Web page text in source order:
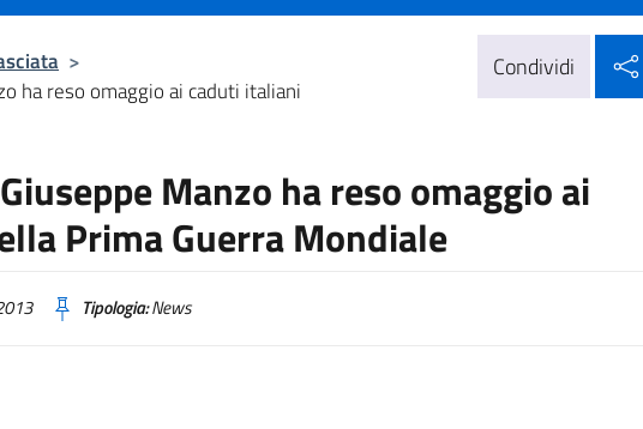
>
ha reso omaggio ai caduti italiani
Condividi
Manzo ha reso omaggio ai
Prima Guerra Mondiale
Tipologia:News